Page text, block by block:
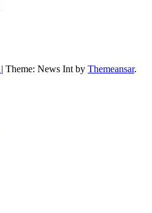
| Theme: News Int by Themeansar.